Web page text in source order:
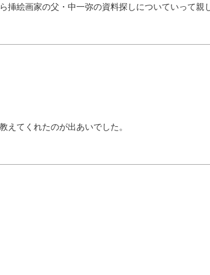
挿絵画家の父・中一弥の資料探しについていって親
えてくれたのが出あいでした。